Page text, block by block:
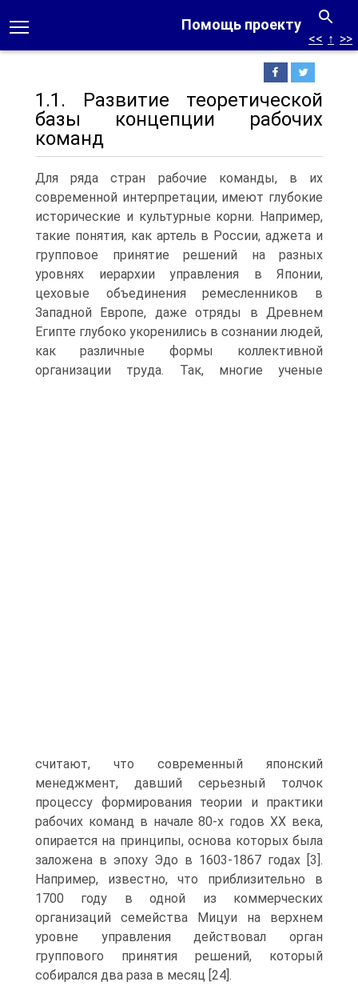
Помощь проекту
<< ↑ >>
1.1. Развитие теоретической
базы концепции рабочих
команд
Для ряда стран рабочие команды, в их
современной интерпретации, имеют глубокие
исторические и культурные корни. Например,
такие понятия, как артель в России, аджета и
групповое принятие решений на разных
уровнях иерархии управления в Японии,
цеховые объединения ремесленников в
Западной Европе, даже отряды в Древнем
Египте глубоко укоренились в сознании людей,
как различные формы коллективной
организации труда. Так, многие ученые
считают, что современный японский
менеджмент, давший серьезный толчок
процессу формирования теории и практики
рабочих команд в начале 80-х годов XX века,
опирается на принципы, основа которых была
заложена в эпоху Эдо в 1603-1867 годах [3].
Например, известно, что приблизительно в
1700 году в одной из коммерческих
организаций семейства Мицуи на верхнем
уровне управления действовал орган
группового принятия решений, который
собирался два раза в месяц [24].